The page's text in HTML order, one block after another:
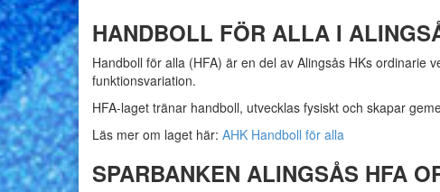
HANDBOLL FÖR ALLA I
Handboll för alla (HFA) är en del av Alingsås HKs ordinarie
funktionsvariation.
HFA-laget tränar handboll, utvecklas fysiskt och skapar
Läs mer om laget här: AHK Handboll för alla
SPARBANKEN ALINGSÅS HFA